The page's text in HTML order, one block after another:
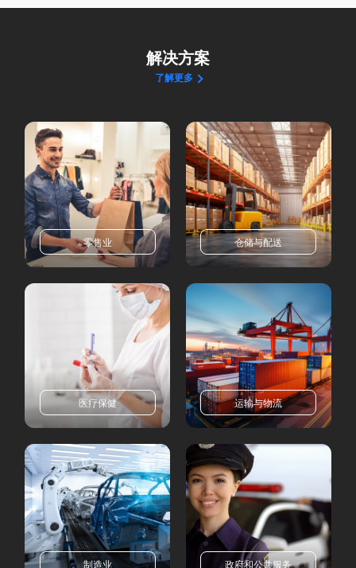
解决方案
了解更多
零售业 仓储与配送
医疗保健 运输与物流
制造业 政府和公共服务